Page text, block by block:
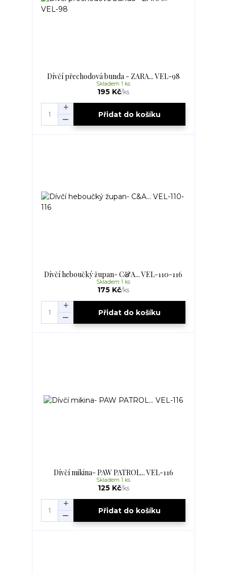
Dívčí přechodová bunda - ZARA... VEL-98
195 Kč/ks
Skladem 1 ks
Přidat do košíku
Dívčí heboučký župan- C&A... VEL-110-116
175 Kč/ks
Skladem 1 ks
Přidat do košíku
Dívčí mikina- PAW PATROL... VEL-116
125 Kč/ks
Skladem 1 ks
Přidat do košíku